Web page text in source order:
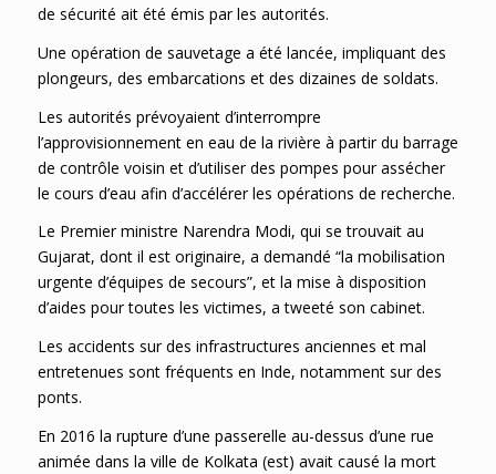
de sécurité ait été émis par les autorités.
Une opération de sauvetage a été lancée, impliquant des
plongeurs, des embarcations et des dizaines de soldats.
Les autorités prévoyaient d’interrompre
l’approvisionnement en eau de la rivière à partir du barrage
de contrôle voisin et d’utiliser des pompes pour assécher
le cours d’eau afin d’accélérer les opérations de recherche.
Le Premier ministre Narendra Modi, qui se trouvait au
Gujarat, dont il est originaire, a demandé “la mobilisation
urgente d’équipes de secours”, et la mise à disposition
d’aides pour toutes les victimes, a tweeté son cabinet.
Les accidents sur des infrastructures anciennes et mal
entretenues sont fréquents en Inde, notamment sur des
ponts.
En 2016 la rupture d’une passerelle au-dessus d’une rue
animée dans la ville de Kolkata (est) avait causé la mort